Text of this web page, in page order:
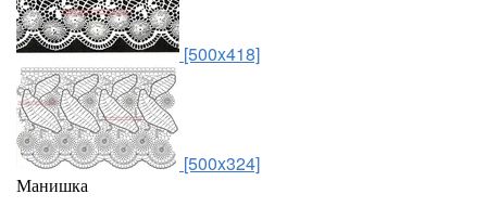
[500x418]
[500x324]
Манишка